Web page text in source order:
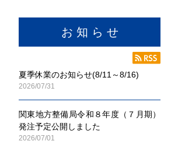
お 知 ら せ
夏季休業のお知らせ(8/11～8/16)
2026/07/31
関東地方整備局令和８年度（７月期）
発注予定公開しました
2026/07/01